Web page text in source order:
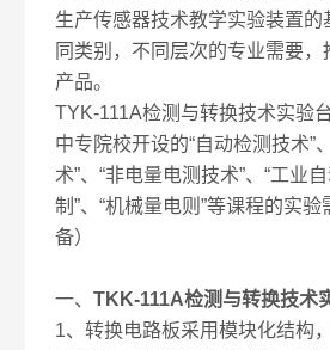
生产传感器技术教学实验装置的
同类别，不同层次的专业需要
产品。
TYK-111A检测与转换技术实验
中专院校开设的“自动检测技术”
术”、“非电量电测技术”、“工业
制”、“机械量电则”等课程的实
备）
一、TKK-111A检测与转换技术
1、转换电路板采用模块化结构